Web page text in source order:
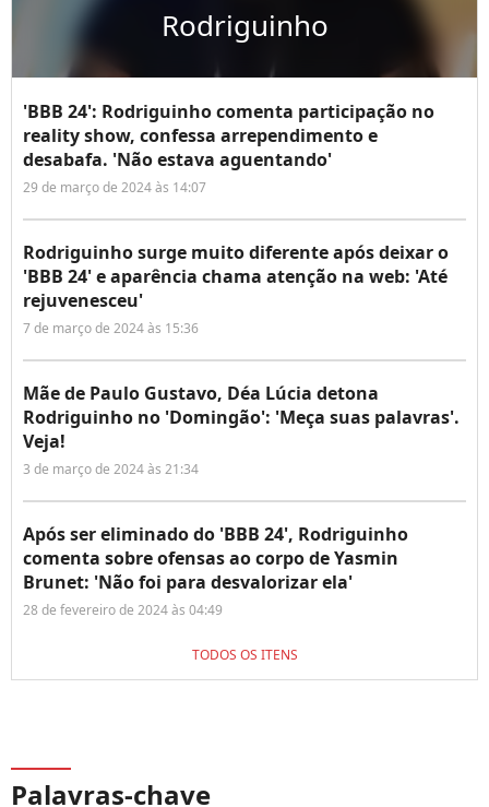
Rodriguinho
'BBB 24': Rodriguinho comenta participação no
reality show, confessa arrependimento e
desabafa. 'Não estava aguentando'
29 de março de 2024 às 14:07
Rodriguinho surge muito diferente após deixar o
'BBB 24' e aparência chama atenção na web: 'Até
rejuvenesceu'
7 de março de 2024 às 15:36
Mãe de Paulo Gustavo, Déa Lúcia detona
Rodriguinho no 'Domingão': 'Meça suas palavras'.
Veja!
3 de março de 2024 às 21:34
Após ser eliminado do 'BBB 24', Rodriguinho
comenta sobre ofensas ao corpo de Yasmin
Brunet: 'Não foi para desvalorizar ela'
28 de fevereiro de 2024 às 04:49
TODOS OS ITENS
Palavras-chave